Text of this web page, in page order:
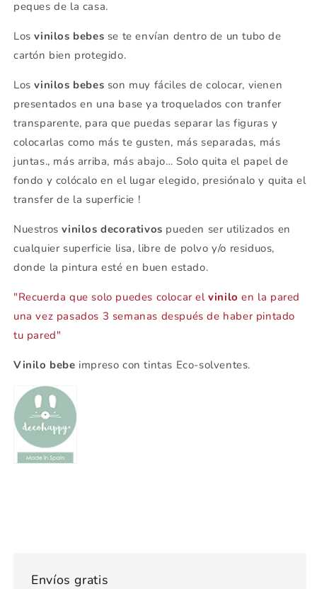
peques de la casa.
Losvinilos bebes se te envían dentro de un tubo de
cartón bien protegido.
Losvinilos bebes son muy fáciles de colocar, vienen
presentados en una base ya troquelados con tranfer
transparente, para que puedas separar las figuras y
colocarlas como más te gusten, más separadas, más
juntas., más arriba, más abajo… Solo quita el papel de
fondo y colócalo en el lugar elegido, presiónalo y quita el
transfer de la superficie !
Nuestrosvinilos decorativos pueden ser utilizados en
cualquier superficie lisa, libre de polvo y/o residuos,
donde la pintura esté en buen estado.
"Recuerda que solo puedes colocar elvinilo en la pared
una vez pasados 3 semanas después de haber pintado
tu pared"
Vinilo bebe impreso con tintas Eco-solventes.
Envíos gratis